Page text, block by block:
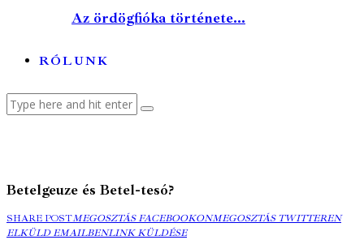
Az ördögfióka története...
RÓLUNK
Betelgeuze és Betel-tesó?
SHARE POSTMEGOSZTÁS
FACEBOOKON
MEGOSZTÁS FACEBOOKONMEGOSZTÁS
MEGOSZTÁS TWITTEREN
ELKÜLD EMAILBENCOPY
LINK KÜLDÉSE